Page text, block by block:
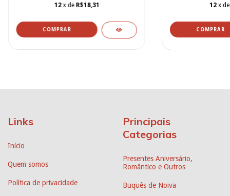
12 x de R$18,31
COMPRAR
12 x
COMPRAR
Links
Início
Quem somos
Política de privacidade
Principais
Categorias
Presentes Aniversário,
Romântico e Outros
Buquês de Noiva